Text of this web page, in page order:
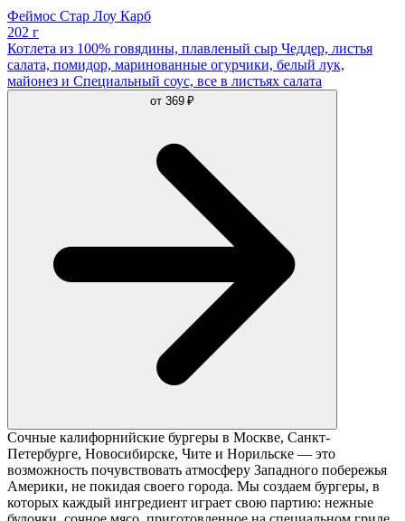
Феймос Стар Лоу Карб
202 г
Котлета из 100% говядины, плавленый сыр Чеддер, листья
салата, помидор, маринованные огурчики, белый лук,
майонез и Cпециальный соус, все в листьях салата
от 369 ₽
Сочные калифорнийские бургеры в Москве, Санкт-
Петербурге, Новосибирске, Чите и Норильске — это
возможность почувствовать атмосферу Западного побережья
Америки, не покидая своего города. Мы создаем бургеры, в
которых каждый ингредиент играет свою партию: нежные